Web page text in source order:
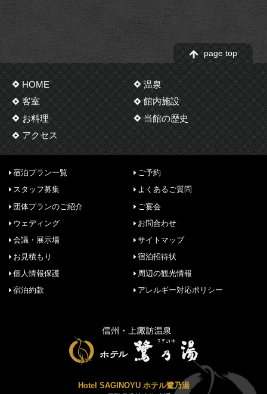
page top
HOME
温泉
客室
館内施設
お料理
当館の歴史
アクセス
宿泊プラン一覧
ご予約
スタッフ募集
よくあるご質問
団体プランのご紹介
ご宴会
ウェディング
お問合わせ
会議・展示場
サイトマップ
お見積もり
宿泊招待状
個人情報保護
周辺の観光情報
宿泊約款
アレルギー対応ポリシー
Hotel SAGINOYU ホテル鷺乃湯